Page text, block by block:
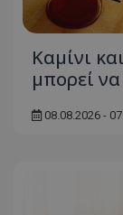
Καμίνι
μπορεί
08.08.2026 -